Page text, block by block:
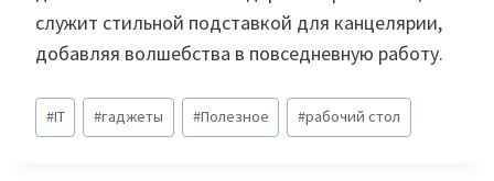
служит стильной подставкой для канцелярии,
добавляя волшебства в повседневную работу.
Метки
записи:
#IT #гаджеты #Полезное #рабочий стол